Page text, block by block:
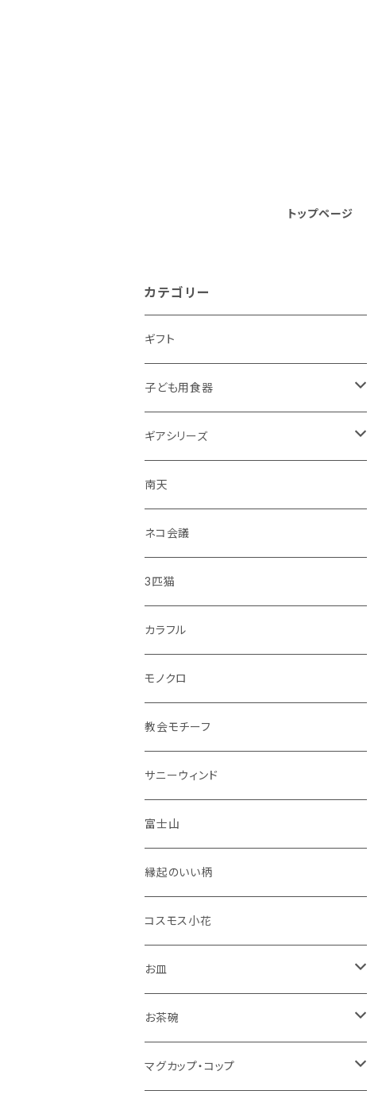
トップページ
カテゴリー
ギフト
子ども用食器
・恐竜
・のりもの
・彩花
・どうぶつ
・小鳥
シマエナガ
ギアシリーズ
大皿
中皿
小皿
マグカップ
コップ
花瓶
セット品
南天
ネコ会議
3匹猫
カラフル
モノクロ
教会モチーフ
サニーウィンド
富士山
縁起のいい柄
コスモス小花
お皿
角皿
丸皿
お茶碗
大サイズ
マグカップ・コップ